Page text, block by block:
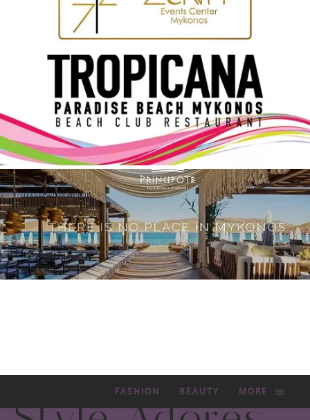
FASHION BEAUTY MORE